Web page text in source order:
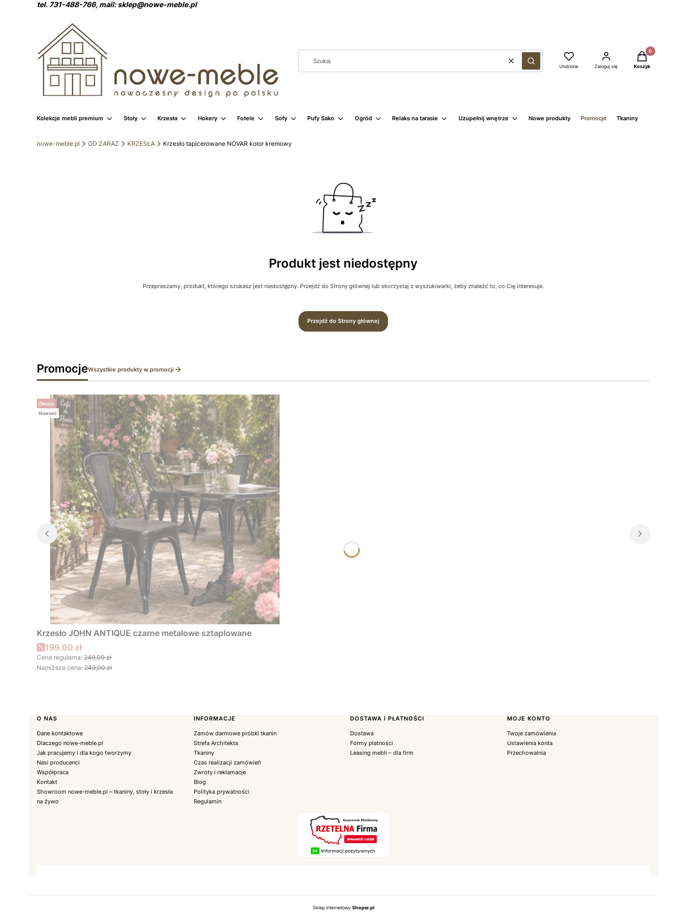
tel. 731-488-766, mail: sklep@nowe-meble.pl
WyczyśćSzukaj Ulubione Zaloguj się
Produkty w
Koszyk
Kolekcje mebli premium Stoły Krzesła Hokery Fotele Sofy Pufy Sako Ogród Relaks na tarasie Uzupełnij wnętrze Nowe produkty Promocje Tkaniny
nowe-meble.pl OD ZARAZ KRZESŁA Krzesło tapicerowane NOVAR kolor kremowy
Produkt jest niedostępny
Przepraszamy, produkt, którego szukasz jest niedostępny. Przejdź do Strony głównej lub skorzystaj z wyszukiwarki, żeby znaleźć to, co Cię interesuje.
Przejdź do Strony głównej
PromocjeWszystkie produkty w promocji
Okazja
Nowość
Krzesło JOHN ANTIQUE czarne metalowe sztaplowane
Cena promocyjna
199,00 zł
Cena regularna: 249,00 zł
Najniższa cena: 249,00 zł
Linki w stopce
O NAS
Dane kontaktowe
Dlaczego nowe-meble.pl
Jak pracujemy i dla kogo tworzymy
Nasi producenci
Współpraca
Kontakt
Showroom nowe-meble.pl – tkaniny, stoły i krzesła
na żywo
INFORMACJE
Zamów darmowe próbki tkanin
Strefa Architekta
Tkaniny
Czas realizacji zamówień
Zwroty i reklamacje
Blog
Polityka prywatności
Regulamin
DOSTAWA I PŁATNOŚCI
Dostawa
Formy płatności
Leasing mebli – dla firm
MOJE KONTO
Twoje zamówienia
Ustawienia konta
Przechowalnia
Sklep internetowy Shoper.pl